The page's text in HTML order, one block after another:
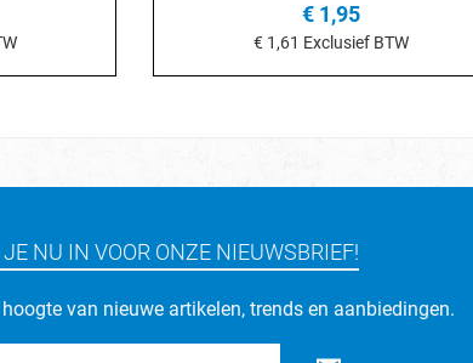
€ 1,95
€ 1,61 Exclusief BTW
NU IN VOOR ONZE NIEUWSBRIEF!
van nieuwe artikelen, trends en aanbiedingen.